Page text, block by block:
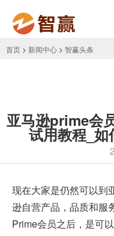
首页 > 新闻中心 > 智赢头条
亚马逊prime会
试用教程_
现在大家是仍然可以到
逊自营产品，品质和服
Prime会员之后，是可